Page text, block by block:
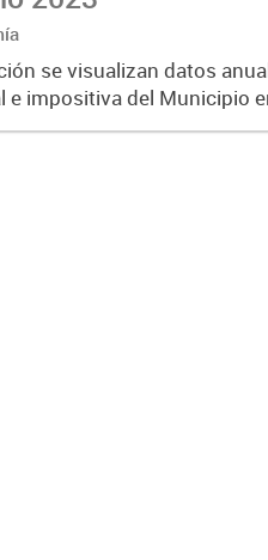
se visualizan datos
e impositiva del Municipio